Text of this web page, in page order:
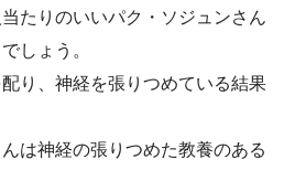
たりのいいパク・ソジュンさん
しょう。
り、神経を張りつめている結果
は神経の張りつめた教養のある